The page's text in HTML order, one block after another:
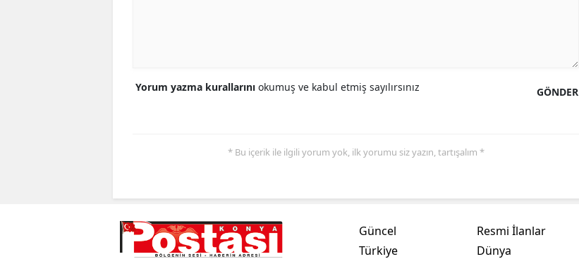
Konya
Kütahya
GÖNDER
Yorum yazma kurallarını okumuş ve kabul etmiş sayılırsınız
* Bu içerik ile ilgili yorum yok, ilk yorumu siz yazın, tartışalım *
Güncel
Türkiye
Resmi İlanlar
Dünya